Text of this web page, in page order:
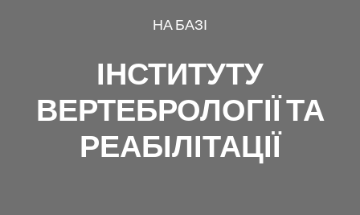
НА БАЗІ
ІНСТИТУТУ
ВЕРТЕБРОЛОГІЇ ТА
РЕАБІЛІТАЦІЇ